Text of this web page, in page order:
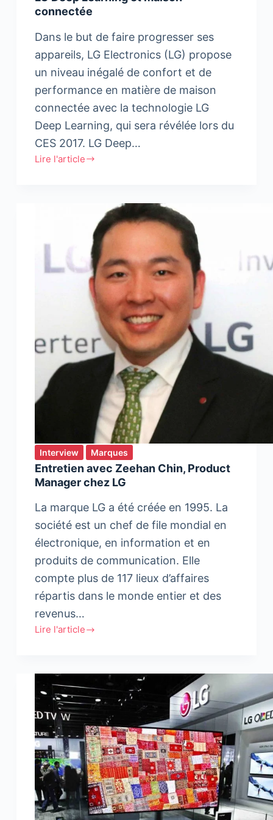
connectée
Dans le but de faire progresser ses
appareils, LG Electronics (LG) propose
un niveau inégalé de confort et de
performance en matière de maison
connectée avec la technologie LG
Deep Learning, qui sera révélée lors du
CES 2017. LG Deep…
Lire l'article
LG
Interview Marques
Entretien avec Zeehan Chin, Product
Manager chez LG
La marque LG a été créée en 1995. La
société est un chef de file mondial en
électronique, en information et en
produits de communication. Elle
compte plus de 117 lieux d’affaires
répartis dans le monde entier et des
revenus…
Lire l'article
Entretien
Chin,
Product
Manager
chez
LG